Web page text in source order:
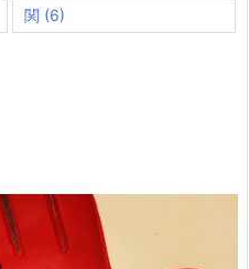
関 (6)